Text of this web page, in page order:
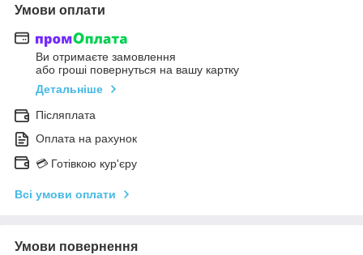
Умови оплати
Ви отримаєте замовлення
або гроші повернуться на вашу картку
Детальніше
Післяплата
Оплата на рахунок
💳 Готівкою кур'єру
Всі умови оплати
Умови повернення